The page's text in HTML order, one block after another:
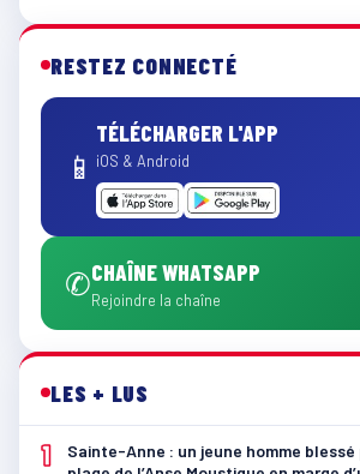
RESTEZ CONNECTÉ
📱
TÉLÉCHARGER L'APP
iOS & Android
✆CHAÎNE WHATSAPP
Rejoindre la chaîne
LES + LUS
1
Sainte-Anne : un jeune homme